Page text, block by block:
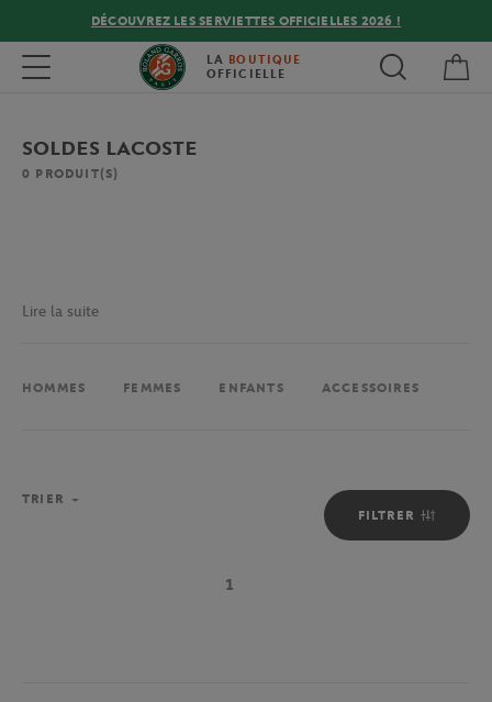
DÉCOUVREZ LES SERVIETTES OFFICIELLES 2026 !
Toggle navigation LA BOUTIQUE
OFFICIELLE
SOLDES LACOSTE
0 PRODUIT(S)
Lire la suite
HOMMES FEMMES ENFANTS ACCESSOIRES
FILTRER
TRIER
1